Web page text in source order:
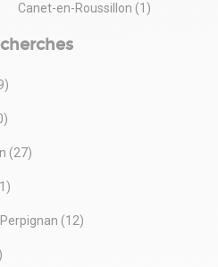
Canet-en-Roussillon (1)
(27)
(12)